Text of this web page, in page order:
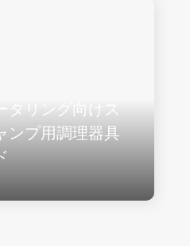
タリング向けス
ンプ用調理器具